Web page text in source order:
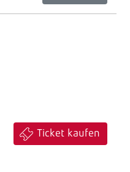
Ticket kaufen